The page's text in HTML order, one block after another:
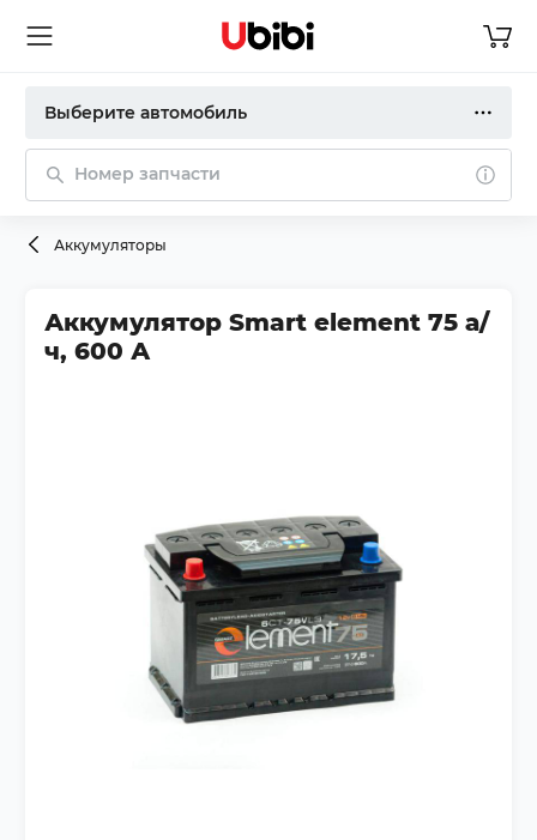
Выберите автомобиль
Номер запчасти
Аккумуляторы
Аккумулятор Smart element 75 а/
ч, 600 А